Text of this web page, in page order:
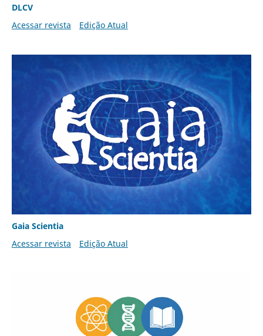
DLCV
Acessar revista
Edição Atual
Gaia Scientia
Acessar revista
Edição Atual